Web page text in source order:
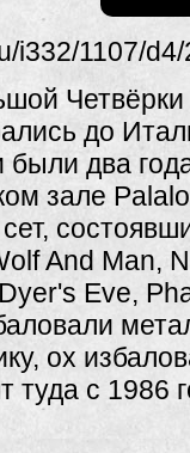
до
были два
зале
And Man,
Eve,
ох
туда с 1986